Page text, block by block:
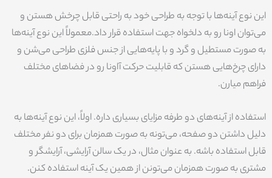
این نوع آینه‌ها با توجه به طراحی خود به راحتی قابل چرخش هستن و
می‌توان اونا رو به دلخواه جهت استفاده قرار داد.معمولاً این نوع آینه‌ها
به صورت مستطیل و گرد و با پایه‌هایی از جنس فلزی طراحی می‌شن و
دارای چرخ‌هایی هستن که قابلیت حرکت آاونا رو در فضاهای مختلف
فراهم میارن.
استفاده از آینه‌های دو طرفه مزایای بسیاری داره. اولاً، این نوع آینه‌ها به
دلیل داشتن دو صفحه، می‌تونه به صورت همزمان برای دو نفر مختلف
قابل استفاده باشه. به عنوان مثال، در یک سالن آرایشی، آرایشگر و
مشتری به صورت همزمان می‌تونن از همین یک آینه استفاده کنن.